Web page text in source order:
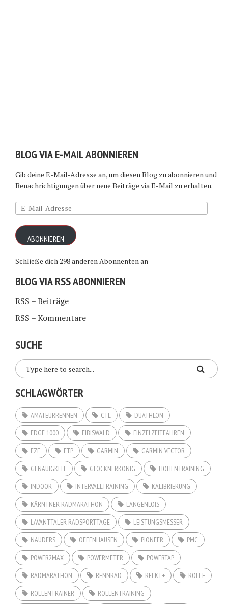
BLOG VIA E-MAIL ABONNIEREN
Gib deine E-Mail-Adresse an, um diesen Blog zu abonnieren und
Benachrichtigungen über neue Beiträge via E-Mail zu erhalten.
E-
Mail-
Adresse
ABONNIEREN
Schließe dich 298 anderen Abonnenten an
BLOG VIA RSS ABONNIEREN
RSS – Beiträge
RSS – Kommentare
SUCHE
SCHLAGWÖRTER
AMATEURRENNEN CTL
DUATHLON
EDGE 1000
EIBISWALD
EINZELZEITFAHREN
EZF
FTP GARMIN
GARMIN VECTOR
GENAUIGKEIT
GLOCKNERKÖNIG
HÖHENTRAINING
INDOOR
INTERVALLTRAINING
KALIBRIERUNG
KÄRNTNER RADMARATHON
LANGENLOIS
LAVANTTALER RADSPORTTAGE
LEISTUNGSMESSER
NAUDERS
OFFENHAUSEN PIONEER
PMC
POWER2MAX
POWERMETER
POWERTAP
RADMARATHON
RENNRAD RFLKT+
ROLLE
ROLLENTRAINER
ROLLENTRAINING